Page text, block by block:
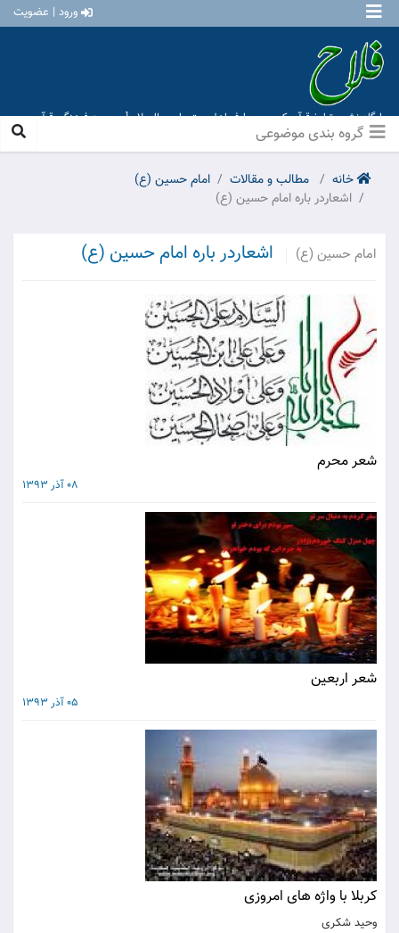
ورود | عضویت
پایگاه نشر و تبلیغ قرآن کریم و معارف اهل بیت علیهم السلام [ موسسه فرهنگی قرآن و
عترت منهاج عشق آباد ]
خانه مطالب و مقالات
امام حسین (ع)
اشعاردر باره امام حسین (ع)
امام حسین (ع) اشعاردر باره امام حسین (ع)
شعر محرم
08 آذر 1393
شعر اربعین
05 آذر 1393
کربلا با واژه های امروزی
وحید شکری